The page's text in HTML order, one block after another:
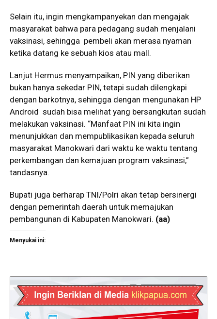
Selain itu, ingin mengkampanyekan dan mengajak
masyarakat bahwa para pedagang sudah menjalani
vaksinasi, sehingga pembeli akan merasa nyaman
ketika datang ke sebuah kios atau mall.
Lanjut Hermus menyampaikan, PIN yang diberikan
bukan hanya sekedar PIN, tetapi sudah dilengkapi
dengan barkotnya, sehingga dengan mengunakan HP
Android sudah bisa melihat yang bersangkutan sudah
melakukan vaksinasi. “Manfaat PIN ini kita ingin
menunjukkan dan mempublikasikan kepada seluruh
masyarakat Manokwari dari waktu ke waktu tentang
perkembangan dan kemajuan program vaksinasi,”
tandasnya.
Bupati juga berharap TNI/Polri akan tetap bersinergi
dengan pemerintah daerah untuk memajukan
pembangunan di Kabupaten Manokwari. (aa)
Menyukai ini: